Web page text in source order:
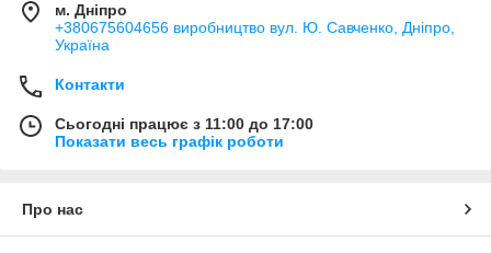
м. Дніпро
+380675604656 виробництво вул. Ю. Савченко, Дніпро,
Україна
Контакти
Сьогодні працює з 11:00 до 17:00
Показати весь графік роботи
Про нас